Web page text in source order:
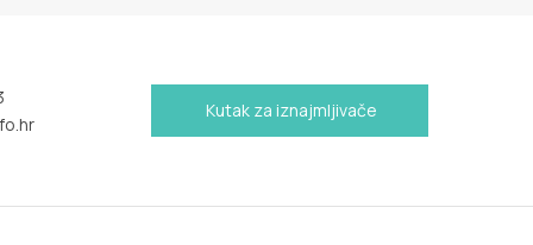
Kutak za iznajmljivače